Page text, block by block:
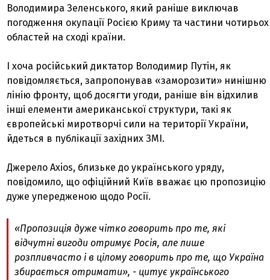
Володимира Зеленського, який раніше виключав
погодження окупації Росією Криму та частини чотирьох
областей на сході країни.
І хоча російський диктатор Володимир Путін, як
повідомляється, запропонував «заморозити» нинішню
лінію фронту, щоб досягти угоди, раніше він відхилив
інші елементи американської структури, такі як
європейські миротворчі сили на території України,
йдеться в публікації західних ЗМІ.
Джерело Axios, близьке до українського уряду,
повідомило, що офіційний Київ вважає цю пропозицію
дуже упередженою щодо Росії.
«Пропозиція дуже чітко говорить про те, які
відчутні вигоди отримує Росія, але лише
розпливчасто і в цілому говорить про те, що Україна
збирається отримати», - цитує українського